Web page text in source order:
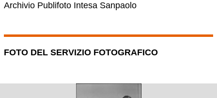
Archivio Publifoto Intesa Sanpaolo
FOTO DEL SERVIZIO FOTOGRAFICO